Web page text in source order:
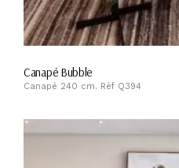
Canapé Bubble
Canapé 240 cm. Réf Q394